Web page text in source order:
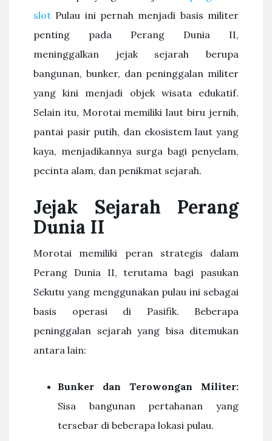
slot Pulau ini pernah menjadi basis militer
penting pada Perang Dunia II,
meninggalkan jejak sejarah berupa
bangunan, bunker, dan peninggalan militer
yang kini menjadi objek wisata edukatif.
Selain itu, Morotai memiliki laut biru jernih,
pantai pasir putih, dan ekosistem laut yang
kaya, menjadikannya surga bagi penyelam,
pecinta alam, dan penikmat sejarah.
Jejak Sejarah Perang
Dunia II
Morotai memiliki peran strategis dalam
Perang Dunia II, terutama bagi pasukan
Sekutu yang menggunakan pulau ini sebagai
basis operasi di Pasifik. Beberapa
peninggalan sejarah yang bisa ditemukan
antara lain:
Bunker dan Terowongan Militer:
Sisa bangunan pertahanan yang
tersebar di beberapa lokasi pulau.